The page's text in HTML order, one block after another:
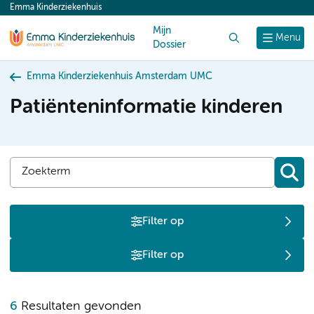
content
Menu
Emma Kinderziekenhuis
Mijn
Dossier
Emma Kinderziekenhuis Amsterdam UMC
Patiënteninformatie kinderen
Filter op
Filter op
6 Resultaten gevonden